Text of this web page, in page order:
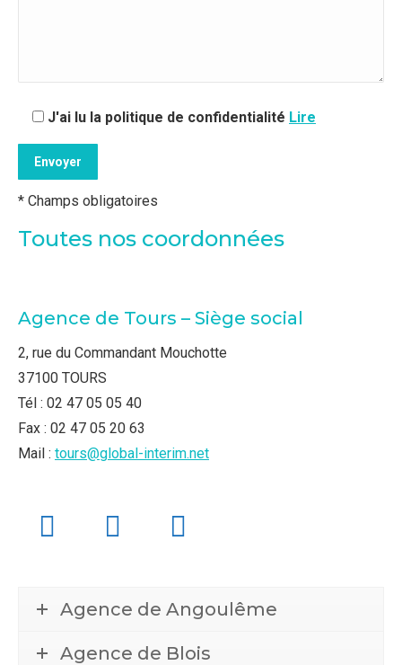
J'ai lu la politique de confidentialité Lire
* Champs obligatoires
Toutes nos coordonnées
Agence de Tours – Siège social
2, rue du Commandant Mouchotte
37100 TOURS
Tél : 02 47 05 05 40
Fax : 02 47 05 20 63
Mail : tours@global-interim.net
Agence de Angoulême
Agence de Blois